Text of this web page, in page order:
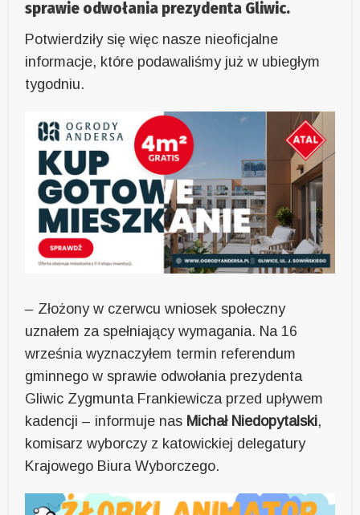
sprawie odwołania prezydenta Gliwic.
Potwierdziły się więc nasze nieoficjalne
informacje, które podawaliśmy już w ubiegłym
tygodniu.
– Złożony w czerwcu wniosek społeczny
uznałem za spełniający wymagania. Na 16
września wyznaczyłem termin referendum
gminnego w sprawie odwołania prezydenta
Gliwic Zygmunta Frankiewicza przed upływem
kadencji – informuje nas Michał Niedopytalski,
komisarz wyborczy z katowickiej delegatury
Krajowego Biura Wyborczego.